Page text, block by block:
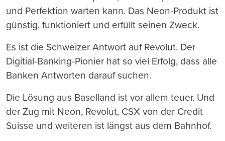
und Perfektion warten kann. Das Neon-Produkt ist
günstig, funktioniert und erfüllt seinen Zweck.
Es ist die Schweizer Antwort auf Revolut. Der
Digitial-Banking-Pionier hat so viel Erfolg, dass alle
Banken Antworten darauf suchen.
Die Lösung aus Baselland ist vor allem teuer. Und
der Zug mit Neon, Revolut, CSX von der Credit
Suisse und weiteren ist längst aus dem Bahnhof.